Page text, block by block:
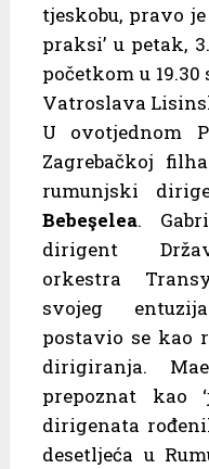
tjeskobu, pravo
praksi’ u petak,
početkom u
Vatroslava
U ovotjednom
Zagrebačkoj
rumunjski
Bebeşelea.
dirigent
orkestra
svojeg
postavio se kao
dirigiranja.
prepoznat kao
dirigenata
desetljeća u